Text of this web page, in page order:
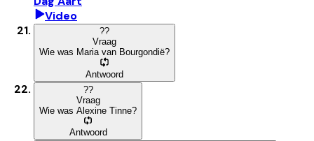
Video
??
Vraag
Wie was Maria van Bourgondië?
Antwoord
??
Vraag
Wie was Alexine Tinne?
Antwoord